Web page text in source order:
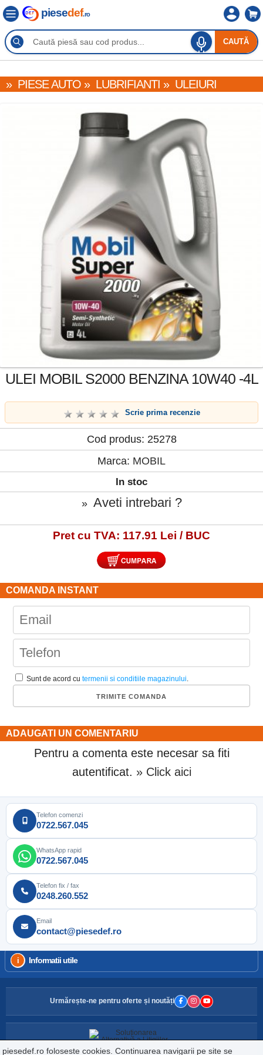
CAUTĂ
piesedef.ro
» PIESE AUTO » LUBRIFIANTI » ULEIURI
ULEI MOBIL S2000 BENZINA 10W40 -4L
Scrie prima recenzie
Cod produs: 25278
Marca: MOBIL
In stoc
» Aveti intrebari ?
Pret cu TVA: 117.91 Lei / BUC
COMANDA INSTANT
Sunt de acord cutermenii si conditiile magazinului
ADAUGATI UN COMENTARIU
Pentru a comenta este necesar sa fiti
autentificat. » Click aici
Telefon comenzi
0722.567.045
WhatsApp rapid
0722.567.045
Telefon fix / fax
0248.260.552
Email
contact@piesedef.ro
Informatii utile
Urmărește-ne pentru oferte și noutăți
piesedef.ro foloseste cookies. Continuarea navigarii pe site se